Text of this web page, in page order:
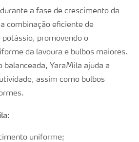
a fase de crescimento da
combinação eficiente de
promovendo o
da lavoura e bulbos maiores.
balanceada, YaraMila ajuda a
assim como bulbos
uniforme;